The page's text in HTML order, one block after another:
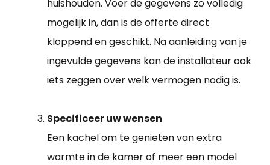
huishouden. Voer de gegevens zo volledig
mogelijk in, dan is de offerte direct
kloppend en geschikt. Na aanleiding van je
ingevulde gegevens kan de installateur ook
iets zeggen over welk vermogen nodig is.
Specificeer uw wensen
Een kachel om te genieten van extra
warmte in de kamer of meer een model